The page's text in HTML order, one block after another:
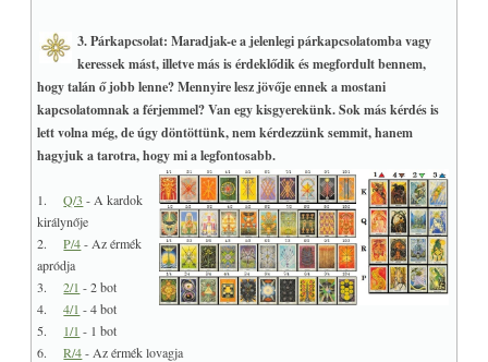
3. Párkapcsolat: Maradjak-e a jelenlegi párkapcsolatomba vagy
keressek mást, illetve más is érdeklődik és megfordult bennem,
hogy talán ő jobb lenne? Mennyire lesz jövője ennek a mostani
kapcsolatomnak a férjemmel? Van egy kisgyerekünk. Sok más kérdés is
lett volna még, de úgy döntöttünk, nem kérdezzünk semmit, hanem
hagyjuk a tarotra, hogy mi a legfontosabb.
1.Q/3 - A kardok
királynője
2.P/4- Az érmék
apródja
3.2/1 - 2 bot
4.4/1 - 4 bot
5. 1/1 - 1 bot
6.R/4- Az érmék lovagja